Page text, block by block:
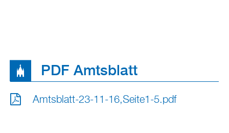
PDF Amtsblatt
Amtsblatt-23-11-16,Seite1-5.pdf